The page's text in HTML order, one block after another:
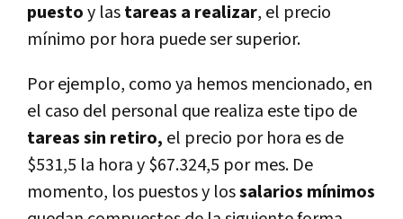
puestoy lastareas a realizar, el precio
mínimo por hora puede ser superior.
Por ejemplo, como ya hemos mencionado, en
el caso del personal que realiza este tipo de
tareas sin retiro, el precio por hora es de
$531,5 la hora y $67.324,5 por mes. De
momento, los puestos y lossalarios mínimos